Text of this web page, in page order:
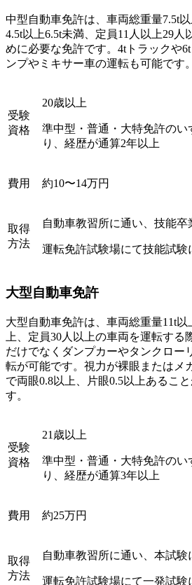
中型自動車免許は、車両総重量7.5t
4.5t以上6.5t未満、定員11人以上29人
めに必要な免許です。4tトラックや
ンプやミキサー車の運転も可能です。
受験
資格
20歳以上
準中型・普通・大特免許のい
り、経歴が通算2年以上
費用 約10〜14万円
取得
方法
自動車教習所に通い、技能卒
運転免許試験場にて技能試験
大型自動車免許
大型自動車免許は、車両総重量11t以
上、定員30人以上の車両を運転する
だけでなくダンプカーやタンクロー
転が可能です。視力が裸眼またはメ
で両眼0.8以上、片眼0.5以上あるこ
す。
受験
資格
21歳以上
準中型・普通・大特免許のい
り、経歴が通算3年以上
費用 約25万円
取得
方法
自動車教習所に通い、本試験
運転免許試験場にて一発試験